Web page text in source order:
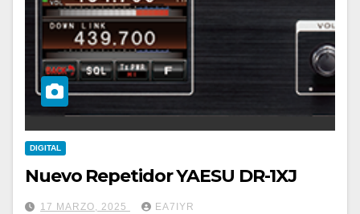
DIGITAL
Nuevo Repetidor YAESU DR-1XJ
17 MARZO, 2025 EA7IYR